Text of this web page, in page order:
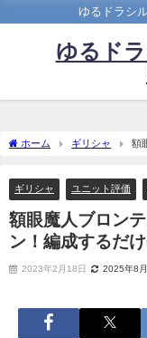
ゆるドラシ
ゆるド
ホーム ギリシャ
額
ギリシャ ユニット評価
額眼魔人ブロン
ン！編成するだ
2023年2月18日 2025年8